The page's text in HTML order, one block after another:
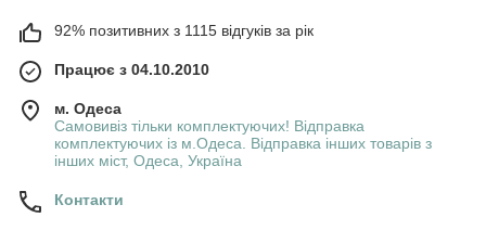
92% позитивних з 1115 відгуків за рік
Працює з 04.10.2010
м. Одеса
Самовивіз тільки комплектуючих! Відправка
комплектуючих із м.Одеса. Відправка інших товарів з
інших міст, Одеса, Україна
Контакти